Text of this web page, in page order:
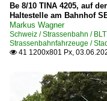
Be 8/10 TINA 4205, auf
Haltestelle am Bahnhof
Markus Wagner
Schweiz / Strassenbahn /
Strassenbahnfahrzeuge /
 41 1200x801 Px,